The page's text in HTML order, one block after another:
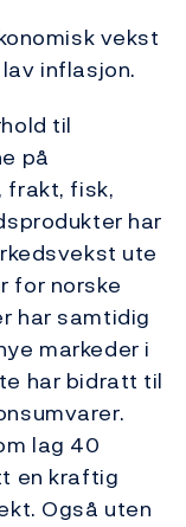
vekst
inflasjon.
til
på
frakt, fisk,
har
ute
for norske
har samtidig
markeder i
har bidratt til
lag 40
en kraftig
Også uten